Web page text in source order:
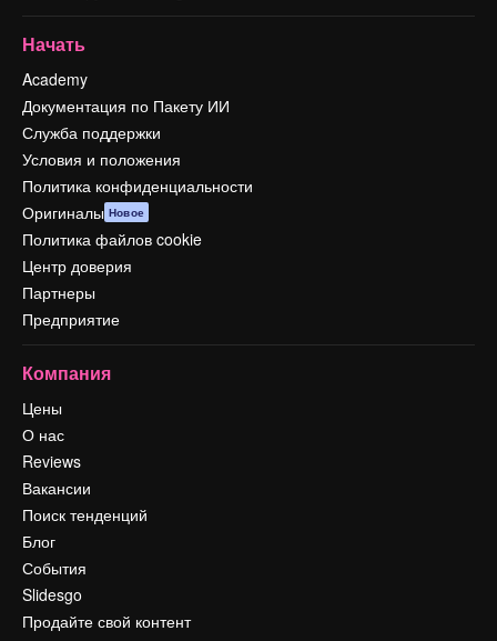
Начать
Academy
Документация по Пакету ИИ
Служба поддержки
Условия и положения
Политика конфиденциальности
Оригиналы Новое
Политика файлов cookie
Центр доверия
Партнеры
Предприятие
Компания
Цены
О нас
Reviews
Вакансии
Поиск тенденций
Блог
События
Slidesgo
Продайте свой контент